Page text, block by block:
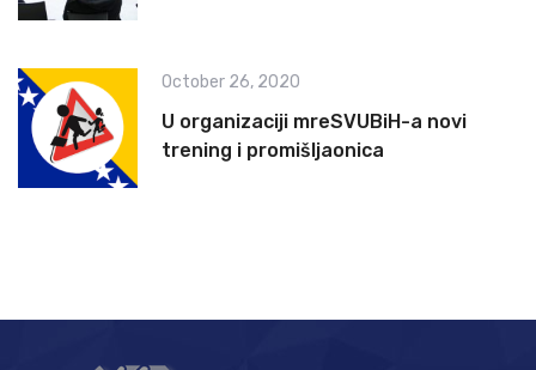
October 26, 2020
U organizaciji mreSVUBiH-a novi
trening i promišljaonica